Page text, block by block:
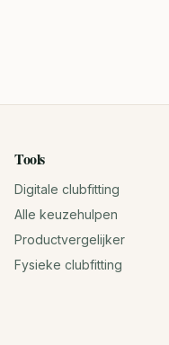
Tools
Digitale clubfitting
Alle keuzehulpen
Productvergelijker
Fysieke clubfitting